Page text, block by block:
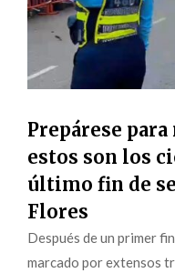
Prepárese
estos son los
último fin de
Flores
Después de un primer
marcado por extensos